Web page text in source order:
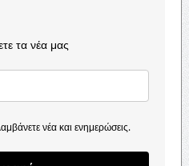
τα νέα μας
νέα και ενημερώσεις.